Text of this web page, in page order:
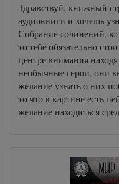
Здравствуй, книжный
аудиокниги и хочешь
Собрание сочинений,
то тебе обязательно
центре внимания
необычные герои, они
желание узнать о них
то что в картине есть
желание находиться